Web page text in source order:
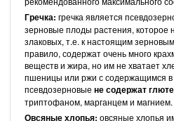
Гречка: гречка является
зерновые плоды растения, которое
злаковых, т.е. к настоящим
правило, содержат очень много
веществ и жира, но им не хватает
пшеницы или ржи с содержащимся в
псевдозерновые не содержат
триптофаном, марганцем и магнием.
Овсяные хлопья: овсяные хлопья